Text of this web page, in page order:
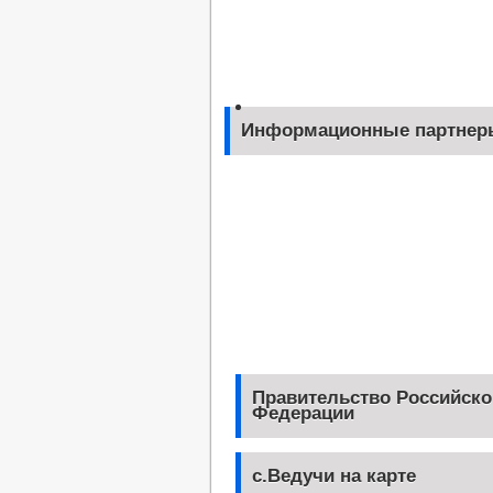
Информационные
Правительство
Федерации
с.Ведучи на карте